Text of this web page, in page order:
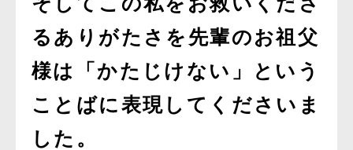
るありがたさを先輩のお祖父
様は「かたじけない」という
ことばに表現してくださいま
した。